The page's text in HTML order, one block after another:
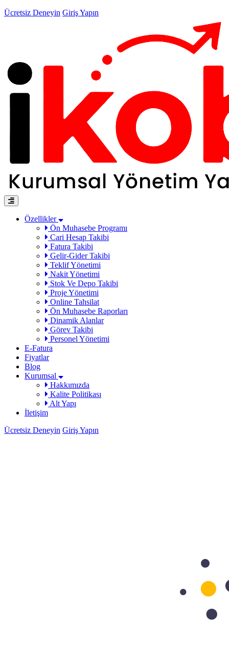
Ücretsiz Deneyin Giriş Yapın
Özellikler
Ön Muhasebe Programı
Cari Hesap Takibi
Fatura Takibi
Gelir-Gider Takibi
Teklif Yönetimi
Nakit Yönetimi
Stok Ve Depo Takibi
Proje Yönetimi
Online Tahsilat
Ön Muhasebe Raporları
Dinamik Alanlar
Görev Takibi
Personel Yönetimi
E-Fatura
Fiyatlar
Blog
Kurumsal
Hakkımızda
Kalite Politikası
Alt Yapı
İletişim
Ücretsiz Deneyin Giriş Yapın